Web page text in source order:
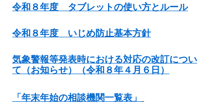
令和８年度 タブレットの使い方とルール
令和８年度 いじめ防止基本方針
気象警報等発表時における対応の改訂につい
て（お知らせ）（令和８年４月６日）
「年末年始の相談機関一覧表」